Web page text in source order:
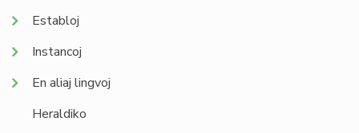
Establoj
Instancoj
En aliaj lingvoj
Heraldiko